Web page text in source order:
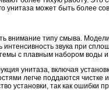
унитаза может быть более
внимание типу смыва.
интенсивность звука при
с плавным набором воды
унитаза, включая
легче поддаются
установки, так как ошибки